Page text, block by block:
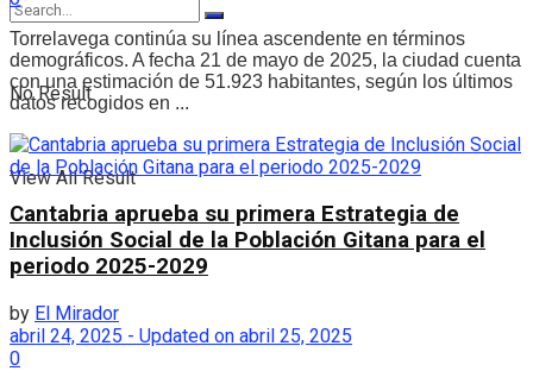
No Result
View All Result
Torrelavega continúa su línea ascendente en términos
demográficos. A fecha 21 de mayo de 2025, la ciudad cuenta
con una estimación de 51.923 habitantes, según los últimos
datos recogidos en ...
Cantabria aprueba su primera Estrategia de
Inclusión Social de la Población Gitana para el
periodo 2025-2029
by El Mirador
abril 24, 2025 - Updated on abril 25, 2025
0